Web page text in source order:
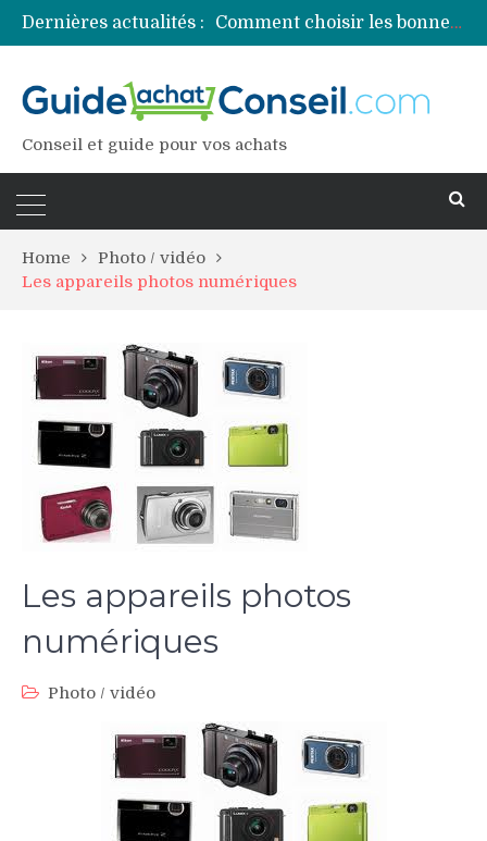
Dernières actualités :
Comment choisir les bonnes couleurs pour un projet tie and dye ?
Comment préparer sa piscine pour une période prolongée d’inutilisation ?
Conseil et guide pour vos achats
Home
Photo / vidéo
Les appareils photos numériques
Les appareils photos
numériques
Photo / vidéo